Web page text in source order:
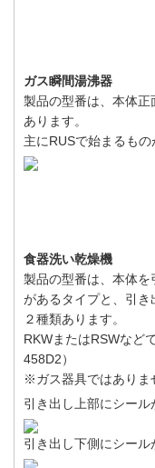
ガス瞬間湯沸器
製品の型番は、本体
あります。
主にRUSで始まるもの
食器洗い乾燥機
製品の型番は、本体
があるタイプと、引
２種類あります。
RKWまたはRSWなど
458D2）
※ガス器具ではありま
引き出し上部にシール
引き出し下側にシール